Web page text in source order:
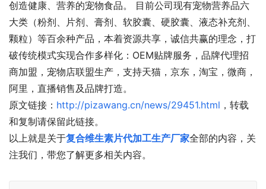
创造健康、营养的宠物食品。 目前公司现有宠物营养品六
大类（粉剂、片剂、膏剂、软胶囊、硬胶囊、液态补充剂、
颗粒）等百余种产品，本着资源共享，诚信共赢的理念，打
破传统模式实现合作多样化：OEM贴牌服务，品牌代理招
商加盟，宠物店联盟生产，支持天猫，京东，淘宝，微商，
阿里，直播销售及品牌打造。
原文链接： http://pizawang.cn/news/29451.html ，转载
和复制请保留此链接。
以上就是关于复合维生素片代加工生产厂家全部的内容，关
注我们，带您了解更多相关内容。